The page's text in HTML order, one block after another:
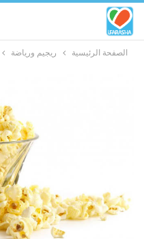
الصفحة الرئيسية ريجيم ورياضة